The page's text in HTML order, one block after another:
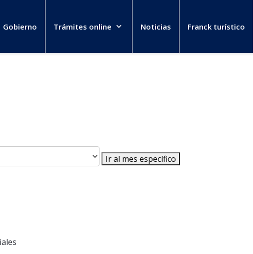
Gobierno Trámites online Noticias Franck turístico
Ir al mes específico